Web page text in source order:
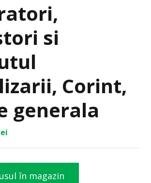
si
Corint,
generala
în magazin